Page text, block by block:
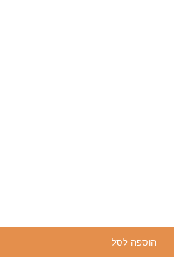
הוספה לסל